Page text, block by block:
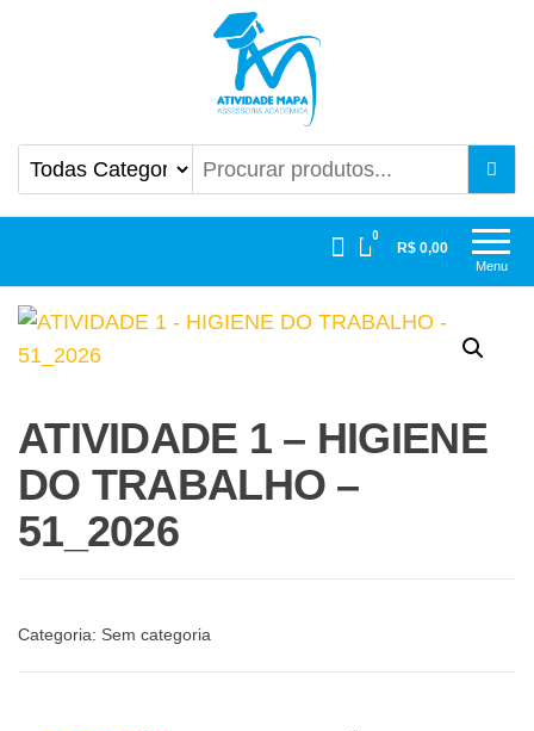
Atividade Mapa Mapa UniCesumar
Menu
0
R$ 0,00
ATIVIDADE 1 – HIGIENE
DO TRABALHO –
51_2026
Categoria: Sem categoria